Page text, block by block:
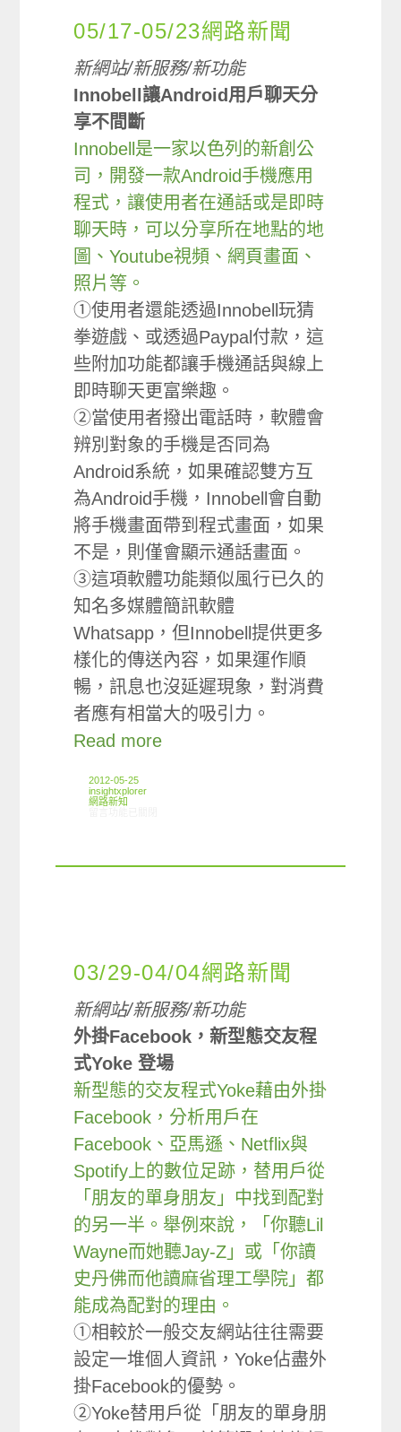
05/17-05/23網路新聞
新網站/新服務/新功能
Innobell讓Android用戶聊天分
享不間斷
Innobell是一家以色列的新創公
司，開發一款Android手機應用
程式，讓使用者在通話或是即時
聊天時，可以分享所在地點的地
圖、Youtube視頻、網頁畫面、
照片等。
①使用者還能透過Innobell玩猜
拳遊戲、或透過Paypal付款，這
些附加功能都讓手機通話與線上
即時聊天更富樂趣。
②當使用者撥出電話時，軟體會
辨別對象的手機是否同為
Android系統，如果確認雙方互
為Android手機，Innobell會自動
將手機畫面帶到程式畫面，如果
不是，則僅會顯示通話畫面。
③這項軟體功能類似風行已久的
知名多媒體簡訊軟體
Whatsapp，但Innobell提供更多
樣化的傳送內容，如果運作順
暢，訊息也沒延遲現象，對消費
者應有相當大的吸引力。
Read more
2012-05-25
insightxplorer
網路新知
03/29-04/04網路新聞
新網站/新服務/新功能
外掛Facebook，新型態交友程
式Yoke 登場
新型態的交友程式Yoke藉由外掛
Facebook，分析用戶在
Facebook、亞馬遜、Netflix與
Spotify上的數位足跡，替用戶從
「朋友的單身朋友」中找到配對
的另一半。舉例來說，「你聽Lil
Wayne而她聽Jay-Z」或「你讀
史丹佛而他讀麻省理工學院」都
能成為配對的理由。
①相較於一般交友網站往往需要
設定一堆個人資訊，Yoke佔盡外
掛Facebook的優勢。
②Yoke替用戶從「朋友的單身朋